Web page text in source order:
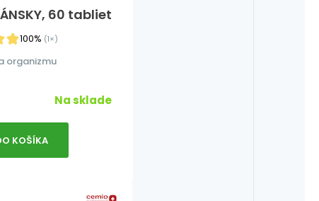
60 tabliet
100% (1×)
organizmu
Na sklade
KOŠÍKA